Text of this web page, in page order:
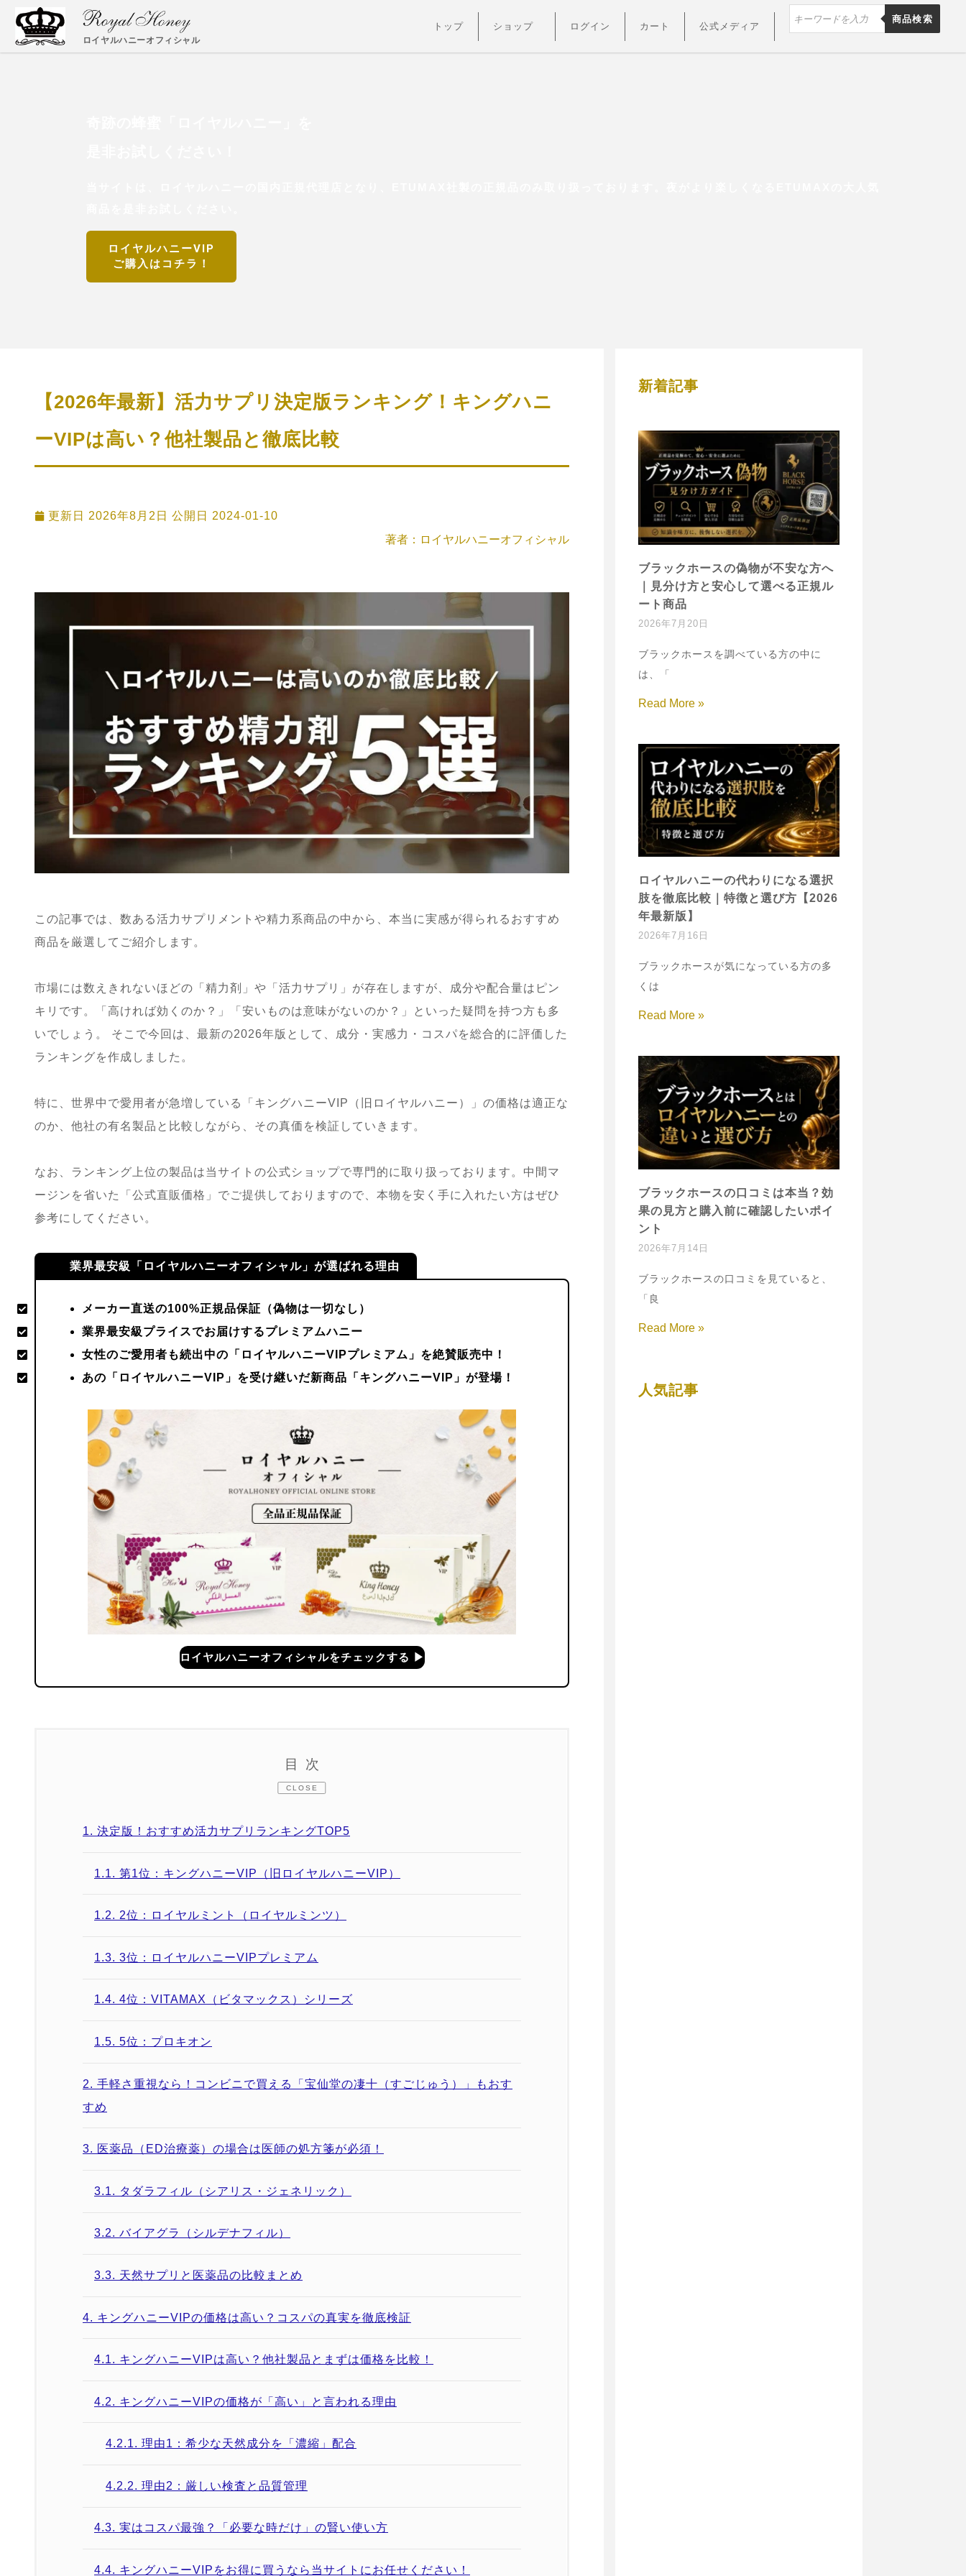
ロイヤルハニーオフィシャル
トップ ショップ ログイン カート 公式メディア
商品検索
ロイヤルハニーVIP
ご購入はコチラ！
【2026年最新】活力サプリ決定版ランキング！キングハニ
ーVIPは高い？他社製品と徹底比較
更新日 2026年8月2日 公開日 2024-01-10
著者：ロイヤルハニーオフィシャル
この記事では、数ある活力サプリメントや精力系商品の中から、本当に実感が得られるおすすめ
商品を厳選してご紹介します。
市場には数えきれないほどの「精力剤」や「活力サプリ」が存在しますが、成分や配合量はピン
キリです。「高ければ効くのか？」「安いものは意味がないのか？」といった疑問を持つ方も多
いでしょう。 そこで今回は、最新の2026年版として、成分・実感力・コスパを総合的に評価した
ランキングを作成しました。
特に、世界中で愛用者が急増している「キングハニーVIP（旧ロイヤルハニー）」の価格は適正な
のか、他社の有名製品と比較しながら、その真価を検証していきます。
なお、ランキング上位の製品は当サイトの公式ショップで専門的に取り扱っております。中間マ
ージンを省いた「公式直販価格」でご提供しておりますので、本物を安く手に入れたい方はぜひ
参考にしてください。
業界最安級「ロイヤルハニーオフィシャル」が選ばれる理由
メーカー直送の100%正規品保証（偽物は一切なし）
業界最安級プライスでお届けするプレミアムハニー
女性のご愛用者も続出中の「ロイヤルハニーVIPプレミアム」を絶賛販売中！
あの「ロイヤルハニーVIP」を受け継いだ新商品「キングハニーVIP」が登場！
ロイヤルハニーオフィシャルをチェックする ▶︎
目次
CLOSE
1. 決定版！おすすめ活力サプリランキングTOP5
1.1. 第1位：キングハニーVIP（旧ロイヤルハニーVIP）
1.2. 2位：ロイヤルミント（ロイヤルミンツ）
1.3. 3位：ロイヤルハニーVIPプレミアム
1.4. 4位：VITAMAX（ビタマックス）シリーズ
1.5. 5位：プロキオン
2. 手軽さ重視なら！コンビニで買える「宝仙堂の凄十（すごじゅう）」もおす
すめ
3. 医薬品（ED治療薬）の場合は医師の処方箋が必須！
3.1. タダラフィル（シアリス・ジェネリック）
3.2. バイアグラ（シルデナフィル）
3.3. 天然サプリと医薬品の比較まとめ
4. キングハニーVIPの価格は高い？コスパの真実を徹底検証
4.1. キングハニーVIPは高い？他社製品とまずは価格を比較！
4.2. キングハニーVIPの価格が「高い」と言われる理由
4.2.1. 理由1：希少な天然成分を「濃縮」配合
4.2.2. 理由2：厳しい検査と品質管理
4.3. 実はコスパ最強？「必要な時だけ」の賢い使い方
4.4. キングハニーVIPをお得に買うなら当サイトにお任せください！
新着記事
ブラックホースの偽物が不安な方へ
｜見分け方と安心して選べる正規ル
ート商品
2026年7月20日
ブラックホースを調べている方の中に
は、「
Read More »
ロイヤルハニーの代わりになる選択
肢を徹底比較｜特徴と選び方【2026
年最新版】
2026年7月16日
ブラックホースが気になっている方の多
くは
Read More »
ブラックホースの口コミは本当？効
果の見方と購入前に確認したいポイ
ント
2026年7月14日
ブラックホースの口コミを見ていると、
「良
Read More »
人気記事